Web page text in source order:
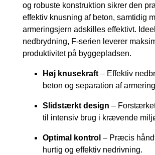
og robuste konstruktion sikrer den
effektiv knusning af beton, samtidig
armeringsjern adskilles effektivt.
nedbrydning, F-serien leverer
produktivitet på byggepladsen.
Høj knusekraft – Effektiv
beton og separation af
Slidstærkt design –
til intensiv brug i krævende
Optimal kontrol – Præcis
hurtig og effektiv nedrivning.